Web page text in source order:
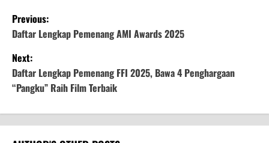
P
o
s
t
n
Previous:
Daftar Lengkap Pemenang AMI Awards 2025
Next:
Daftar Lengkap Pemenang FFI 2025, Bawa 4 Penghargaan
“Pangku” Raih Film Terbaik